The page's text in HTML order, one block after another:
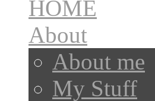
HOME
About
About me
My Stuff